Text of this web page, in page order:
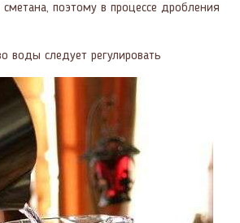
поэтому в процессе дробления
воды следует регулировать